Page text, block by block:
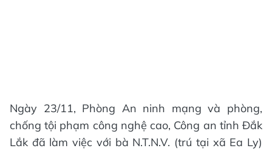
Ngày 23/11, Phòng An ninh mạng và phòng,
chống tội phạm công nghệ cao, Công an tỉnh Đắk
Lắk đã làm việc với bà N.T.N.V. (trú tại xã Ea Ly)